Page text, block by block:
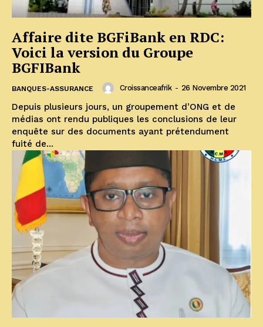
Affaire dite BGFiBank en RDC:
Voici la version du Groupe
BGFIBank
BANQUES-ASSURANCE Croissanceafrik - 26 Novembre 2021
Depuis plusieurs jours, un groupement d’ONG et de
médias ont rendu publiques les conclusions de leur
enquête sur des documents ayant prétendument
fuité de...